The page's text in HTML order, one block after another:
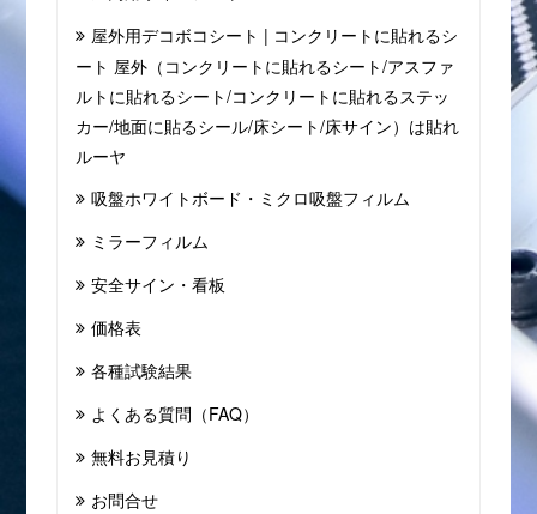
屋外用デコボコシート | コンクリートに貼れるシ
ート 屋外（コンクリートに貼れるシート/アスファ
ルトに貼れるシート/コンクリートに貼れるステッ
カー/地面に貼るシール/床シート/床サイン）は貼れ
ルーヤ
吸盤ホワイトボード・ミクロ吸盤フィルム
ミラーフィルム
安全サイン・看板
価格表
各種試験結果
よくある質問（FAQ）
無料お見積り
お問合せ